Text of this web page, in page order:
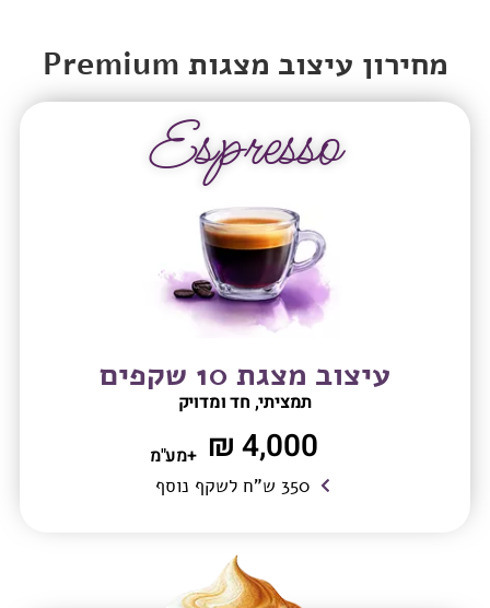
מחירון עיצוב מצגות Premium
Espresso
עיצוב מצגת 10 שקפים
תמציתי, חד ומדויק
4,000 ₪ +מע"מ
350 ש"ח לשקף נוסף